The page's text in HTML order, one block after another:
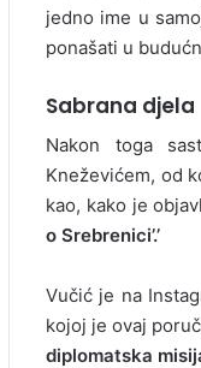
jedno ime u
ponašati u
Sabrana djela
Nakon toga
Kneževićem, od
kao, kako je
o Srebrenici’.’
Vučić je na
kojoj je ovaj
diplomatska